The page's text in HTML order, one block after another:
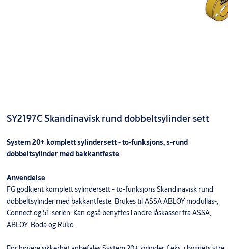
SY2197C Skandinavisk rund dobbeltsylinder sett
System 20+ komplett sylindersett - to-funksjons, s-rund
dobbeltsylinder med bakkantfeste
Anvendelse
FG godkjent komplett sylindersett - to-funksjons Skandinavisk rund
dobbeltsylinder med bakkantfeste. Brukes til ASSA ABLOY modullås-,
Connect og 51-serien. Kan også benyttes i andre låskasser fra ASSA,
ABLOY, Boda og Ruko.